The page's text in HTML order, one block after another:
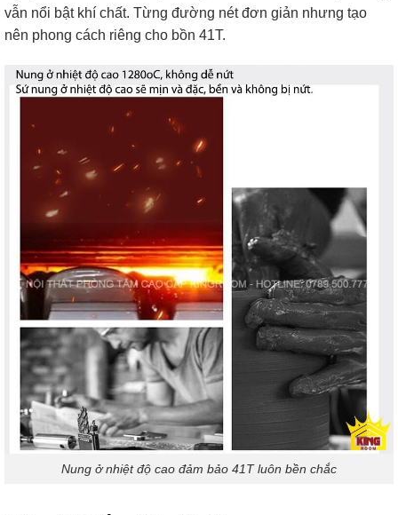
vẫn nổi bật khí chất. Từng đường nét đơn giản nhưng tạo
nên phong cách riêng cho bồn 41T.
Nung ở nhiệt độ cao đảm bảo 41T luôn bền chắc